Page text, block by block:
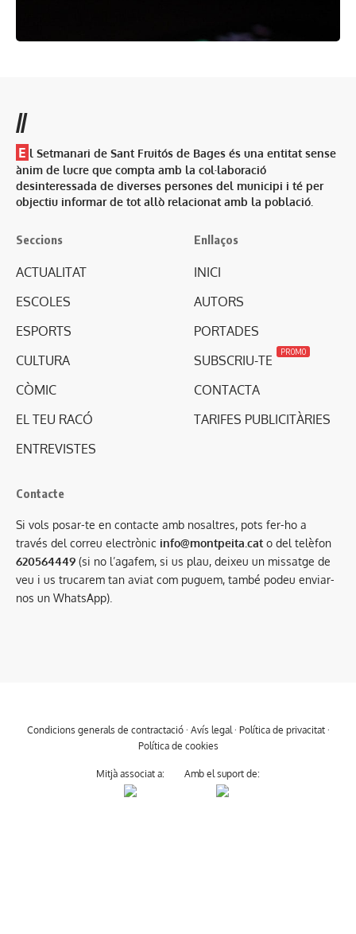
//
E l Setmanari de Sant Fruitós de Bages és una entitat sense
ànim de lucre que compta amb la col·laboració
desinteressada de diverses persones del municipi i té per
objectiu informar de tot allò relacionat amb la població.
Seccions
ACTUALITAT
ESCOLES
ESPORTS
CULTURA
CÒMIC
EL TEU RACÓ
ENTREVISTES
Enllaços
INICI
AUTORS
PORTADES
SUBSCRIU-TE
PROMO
CONTACTA
TARIFES PUBLICITÀRIES
Contacte
Si vols posar-te en contacte amb nosaltres, pots fer-ho a
través del correu electrònic info@montpeita.cato del telèfon
620564449 (si no l’agafem, si us plau, deixeu un missatge de
veu i us trucarem tan aviat com puguem, també podeu enviar-
nos un WhatsApp).
Condicions generals de contractació· Avís legal· Política de privacitat·
Política de cookies
Mitjà associat a: Amb el suport de: